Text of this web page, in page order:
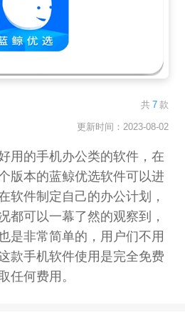
共 7 款
更新时间：2023-08-02
用的手机办公类的软件，在
版本的蓝鲸优选软件可以进
软件制定自己的办公计划，
都可以一幕了然的观察到，
是非常简单的，用户们不用
款手机软件使用是完全免费
任何费用。